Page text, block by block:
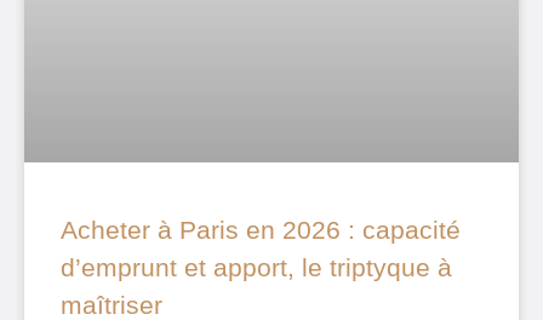
Acheter à Paris en 2026 : capacité
d’emprunt et apport, le triptyque à
maîtriser